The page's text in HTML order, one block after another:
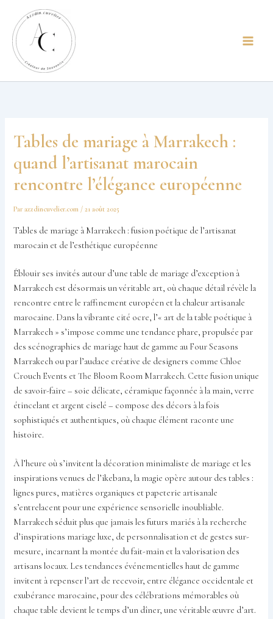
principal
contenu
Tables de mariage à Marrakech :
quand l’artisanat marocain
rencontre l’élégance européenne
Parazzdincuvelier.com /21 août 2025
Tables de mariage à Marrakech : fusion poétique de l’artisanat
marocain et de l’esthétique européenne
Éblouir ses invités autour d’une table de mariage d’exception à
Marrakech est désormais un véritable art, où chaque détail révèle la
rencontre entre le raffinement européen et la chaleur artisanale
marocaine. Dans la vibrante cité ocre, l’« art de la table poétique à
Marrakech » s’impose comme une tendance phare, propulsée par
des scénographies de mariage haut de gamme au Four Seasons
Marrakech ou par l’audace créative de designers comme Chloe
Crouch Events et The Bloom Room Marrakech. Cette fusion unique
de savoir-faire – soie délicate, céramique façonnée à la main, verre
étincelant et argent ciselé – compose des décors à la fois
sophistiqués et authentiques, où chaque élément raconte une
histoire.
À l’heure où s’invitent la décoration minimaliste de mariage et les
inspirations venues de l’ikebana, la magie opère autour des tables :
lignes pures, matières organiques et papeterie artisanale
s’entrelacent pour une expérience sensorielle inoubliable.
Marrakech séduit plus que jamais les futurs mariés à la recherche
d’inspirations mariage luxe, de personnalisation et de gestes sur-
mesure, incarnant la montée du fait-main et la valorisation des
artisans locaux. Les tendances événementielles haut de gamme
invitent à repenser l’art de recevoir, entre élégance occidentale et
exubérance marocaine, pour des célébrations mémorables où
chaque table devient le temps d’un dîner, une véritable œuvre d’art.